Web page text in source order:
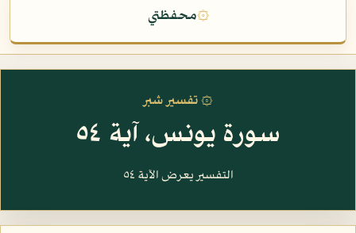
۞محفظتي
۞ تفسير شبر
سورة يونس، آية ٥٤
التفسير يعرض الآية ٥٤